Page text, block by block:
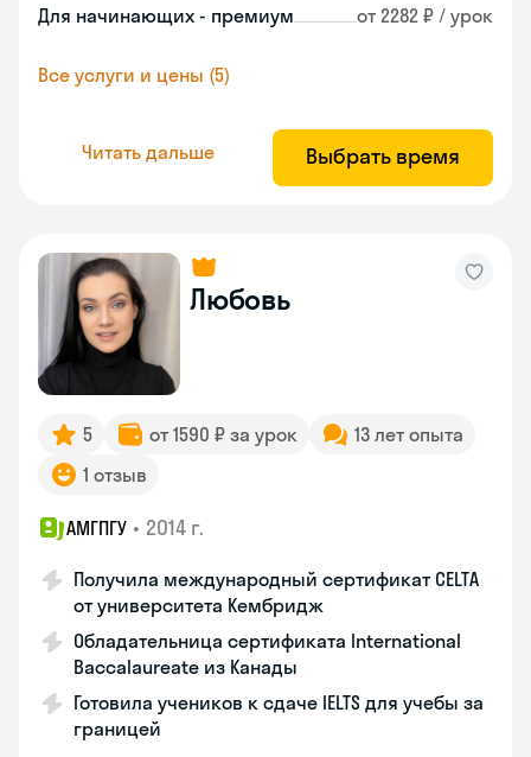
Для начинающих - премиум от 2282 ₽ / урок
Все услуги и цены (5)
Читать дальше Выбрать время
Любовь
5 от 1590 ₽ за урок
13 лет опыта
1 отзыв
АМГПГУ • 2014 г.
Получила международный сертификат CELTA
от университета Кембридж
Обладательница сертификата International
Baccalaureate из Канады
Готовила учеников к сдаче IELTS для учебы за
границей